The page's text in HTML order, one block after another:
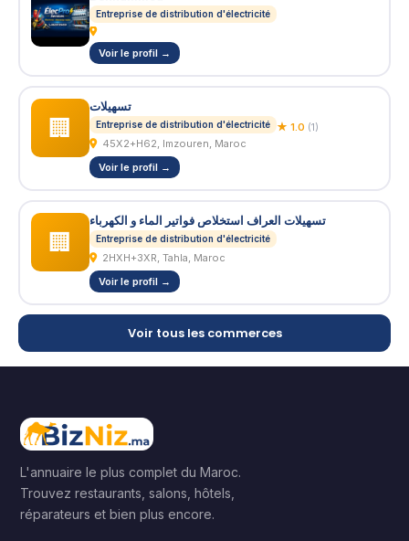
Entreprise de distribution d'électricité
Voir le profil →
🏢
تسهيلات
Entreprise de distribution d'électricité ★ 1.0 (1)
45X2+H62, Imzouren, Maroc
Voir le profil →
🏢
تسهيلات العراف استخلاص فواتير الماء و الكهرباء
Entreprise de distribution d'électricité
2HXH+3XR, Tahla, Maroc
Voir le profil →
Voir tous les commerces
L'annuaire le plus complet du Maroc.
Trouvez restaurants, salons, hôtels,
réparateurs et bien plus encore.